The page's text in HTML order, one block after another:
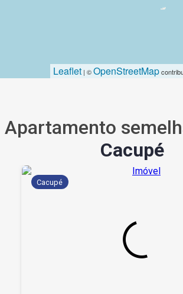
Leaflet | ©OpenStreetMap
Apartamento
Cacupé
Cacupé